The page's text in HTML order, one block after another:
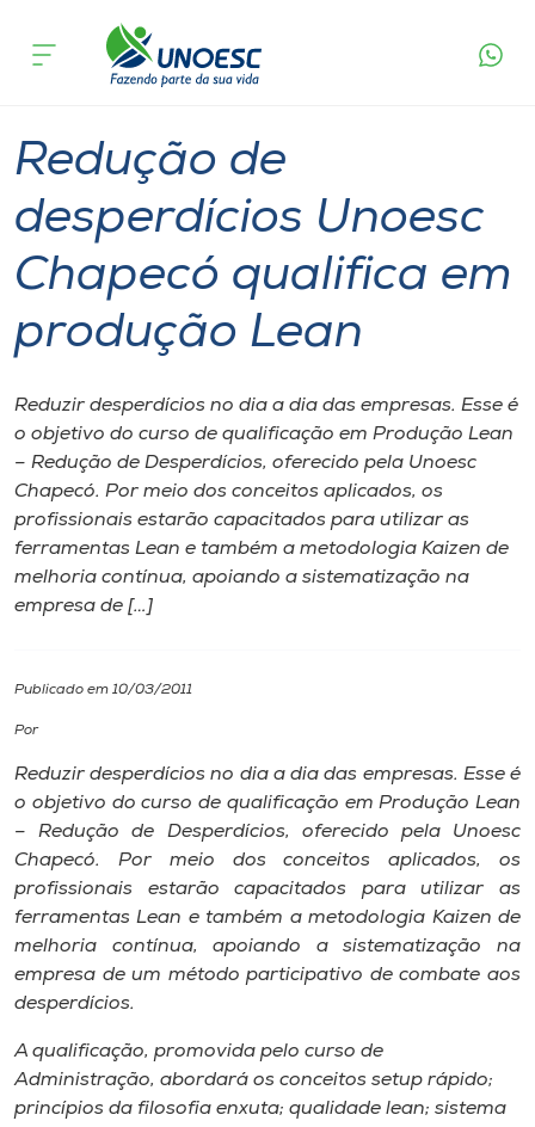
Cursos
Pesquisa
Atendimento ao Estudante
Portal de Ensino
A
Unoesc
Internacionalização
I.nova
Cultura
CPA
Biblioteca
Editora
Rádio
Museu
acontece
Redução de
desperdícios Unoesc
Chapecó qualifica em
produção Lean
Reduzir desperdícios no dia a dia das empresas. Esse é
o objetivo do curso de qualificação em Produção Lean
– Redução de Desperdícios, oferecido pela Unoesc
Chapecó. Por meio dos conceitos aplicados, os
profissionais estarão capacitados para utilizar as
ferramentas Lean e também a metodologia Kaizen de
melhoria contínua, apoiando a sistematização na
empresa de […]
Publicado em 10/03/2011
Por
Reduzir desperdícios no dia a dia das empresas. Esse é
o objetivo do curso de qualificação em Produção Lean
– Redução de Desperdícios, oferecido pela Unoesc
Chapecó. Por meio dos conceitos aplicados, os
profissionais estarão capacitados para utilizar as
ferramentas Lean e também a metodologia Kaizen de
melhoria contínua, apoiando a sistematização na
empresa de um método participativo de combate aos
desperdícios.
A qualificação, promovida pelo curso de
Administração, abordará os conceitos setup rápido;
princípios da filosofia enxuta; qualidade lean; sistema